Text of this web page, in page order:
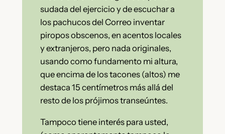
sudada del ejercicio y de escuchar a
los pachucos del Correo inventar
piropos obscenos, en acentos locales
y extranjeros, pero nada originales,
usando como fundamento mi altura,
que encima de los tacones (altos) me
destaca 15 centímetros más allá del
resto de los prójimos transeúntes.
Tampoco tiene interés para usted,